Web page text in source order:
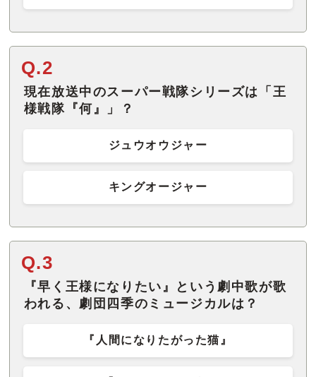
Q.2
現在放送中のスーパー戦隊シリーズは「王
様戦隊『何』」？
ジュウオウジャー
キングオージャー
Q.3
『早く王様になりたい』という劇中歌が歌
われる、劇団四季のミュージカルは？
『人間になりたがった猫』